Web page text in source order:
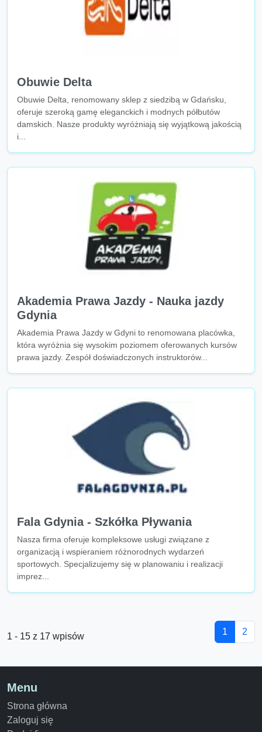
Obuwie Delta
Obuwie Delta, renomowany sklep z siedzibą w Gdańsku,
oferuje szeroką gamę eleganckich i modnych półbutów
damskich. Nasze produkty wyróżniają się wyjątkową jakością
i...
Akademia Prawa Jazdy - Nauka jazdy
Gdynia
Akademia Prawa Jazdy w Gdyni to renomowana placówka,
która wyróżnia się wysokim poziomem oferowanych kursów
prawa jazdy. Zespół doświadczonych instruktorów...
Fala Gdynia - Szkółka Pływania
Nasza firma oferuje kompleksowe usługi związane z
organizacją i wspieraniem różnorodnych wydarzeń
sportowych. Specjalizujemy się w planowaniu i realizacji
imprez...
1 - 15 z 17 wpisów 1 2
Menu
Strona główna
Zaloguj się